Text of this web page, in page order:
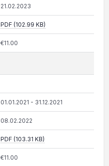
21.02.2023
PDF (102.99 KB)
€11.00
01.01.2021 - 31.12.2021
08.02.2022
PDF (103.31 KB)
€11.00